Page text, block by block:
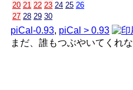
20 21 22 23 24 25 26
27 28 29 30
piCal-0.93, piCal > 0.93
まだ、誰もつぶやいてくれ